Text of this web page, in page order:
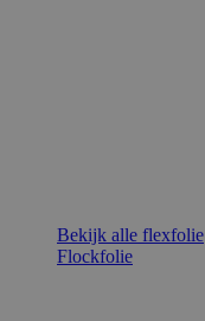
Bekijk alle flexfolie
Flockfolie